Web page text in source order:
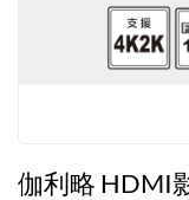
伽利略 HDMI